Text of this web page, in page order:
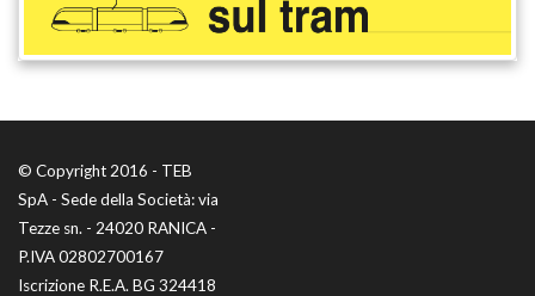
© Copyright 2016 - TEB
SpA - Sede della Società: via
Tezze sn. - 24020 RANICA -
P.IVA 02802700167
Iscrizione R.E.A. BG 324418